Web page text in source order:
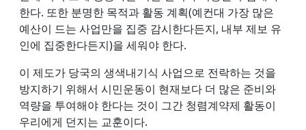
한다. 또한 분명한 목적과 활동 계획(예컨대 가장 많은
예산이 드는 사업만을 집중 감시한다든지, 내부 제보 유
인에 집중한다든지)을 세워야 한다.
이 제도가 당국의 생색내기식 사업으로 전락하는 것을
방지하기 위해서 시민운동이 현재보다 더 많은 준비와
역량을 투여해야 한다는 것이 그간 청렴계약제 활동이
우리에게 던지는 교훈이다.